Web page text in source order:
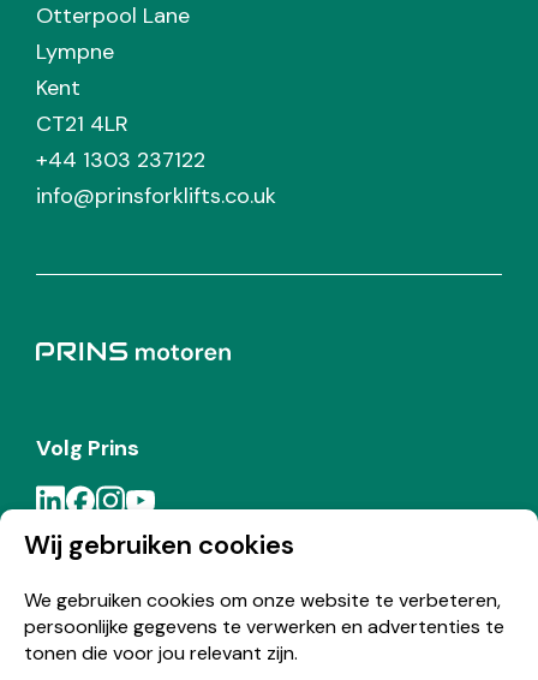
Wij gebruiken cookies
We gebruiken cookies om onze website te verbeteren,
persoonlijke gegevens te verwerken en advertenties te
tonen die voor jou relevant zijn.
Otterpool Lane
Lympne
Kent
CT21 4LR
+44 1303 237122
info@prinsforklifts.co.uk
Volg Prins
Meld je aan voor de Prins nieuwsbrief